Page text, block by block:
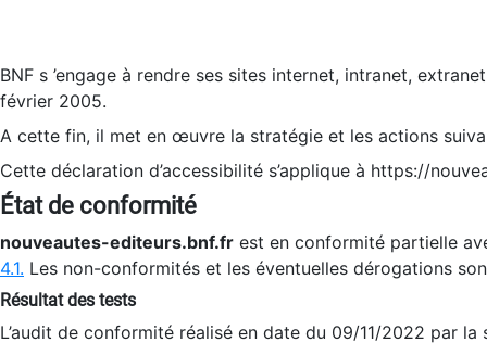
BNF s ’engage à rendre ses sites internet, intranet,
février 2005.
A cette fin, il met en œuvre la stratégie et les actions
Cette déclaration d’accessibilité s’applique à https://
État de conformité
nouveautes-editeurs.bnf.fr est en conformité partielle
4.1. Les non-conformités et les éventuelles dérogations
Résultat des tests
L’audit de conformité réalisé en date du 09/11/2022 par